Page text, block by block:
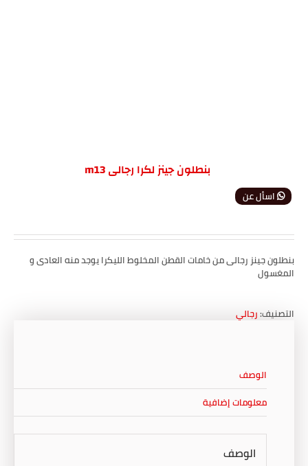
بنطلون جينز لكرا رجالى m13
اسأل عن
المنتج
بنطلون جينز رجالى من خامات القطن المخلوط الليكرا يوجد منه العادى و
المغسول
التصنيف:رجالي
الوصف
معلومات إضافية
الوصف